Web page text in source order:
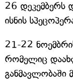
26 დეკემბერს
ისნის
21-22
რომელიც
განმავლობაში